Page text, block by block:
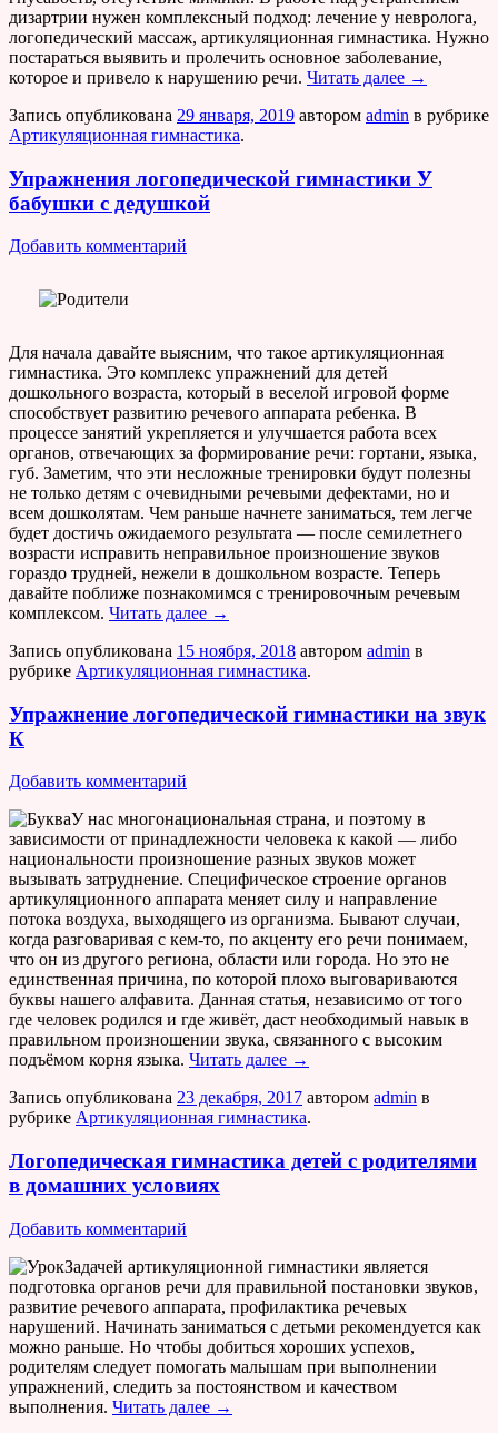
дизартрии нужен комплексный подход: лечение у невролога,
логопедический массаж, артикуляционная гимнастика. Нужно
постараться выявить и пролечить основное заболевание,
которое и привело к нарушению речи. Читать далее →
Запись опубликована 29 января, 2019 автором admin в рубрике
Артикуляционная гимнастика.
Упражнения логопедической гимнастики У
бабушки с дедушкой
Добавить комментарий
Для начала давайте выясним, что такое артикуляционная
гимнастика. Это комплекс упражнений для детей
дошкольного возраста, который в веселой игровой форме
способствует развитию речевого аппарата ребенка. В
процессе занятий укрепляется и улучшается работа всех
органов, отвечающих за формирование речи: гортани, языка,
губ. Заметим, что эти несложные тренировки будут полезны
не только детям с очевидными речевыми дефектами, но и
всем дошколятам. Чем раньше начнете заниматься, тем легче
будет достичь ожидаемого результата — после семилетнего
возрасти исправить неправильное произношение звуков
гораздо трудней, нежели в дошкольном возрасте. Теперь
давайте поближе познакомимся с тренировочным речевым
комплексом. Читать далее →
Запись опубликована 15 ноября, 2018 автором admin в
рубрике Артикуляционная гимнастика.
Упражнение логопедической гимнастики на звук
К
Добавить комментарий
У нас многонациональная страна, и поэтому в
зависимости от принадлежности человека к какой — либо
национальности произношение разных звуков может
вызывать затруднение. Специфическое строение органов
артикуляционного аппарата меняет силу и направление
потока воздуха, выходящего из организма. Бывают случаи,
когда разговаривая с кем-то, по акценту его речи понимаем,
что он из другого региона, области или города. Но это не
единственная причина, по которой плохо выговариваются
буквы нашего алфавита. Данная статья, независимо от того
где человек родился и где живёт, даст необходимый навык в
правильном произношении звука, связанного с высоким
подъёмом корня языка. Читать далее →
Запись опубликована 23 декабря, 2017 автором admin в
рубрике Артикуляционная гимнастика.
Логопедическая гимнастика детей с родителями
в домашних условиях
Добавить комментарий
Задачей артикуляционной гимнастики является
подготовка органов речи для правильной постановки звуков,
развитие речевого аппарата, профилактика речевых
нарушений. Начинать заниматься с детьми рекомендуется как
можно раньше. Но чтобы добиться хороших успехов,
родителям следует помогать малышам при выполнении
упражнений, следить за постоянством и качеством
выполнения. Читать далее →